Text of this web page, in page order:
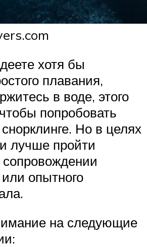
хотя бы
плавания,
в воде, этого
попробовать
Но в целях
лучше пройти
сопровождении
опытного
на следующие